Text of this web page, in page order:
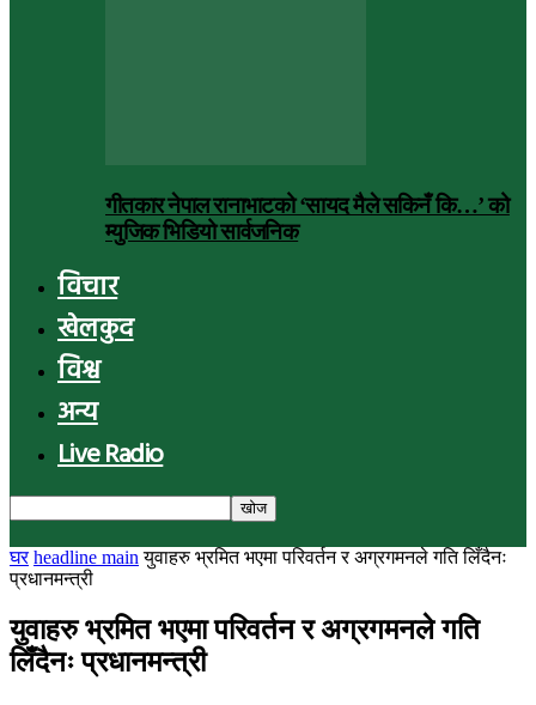
गीतकार नेपाल रानाभाटको ‘सायद मैले सकिनँ कि…’ को
म्युजिक भिडियो सार्वजनिक
विचार
खेलकुद
विश्व
अन्य
Live Radio
घर headline main युवाहरु भ्रमित भएमा परिवर्तन र अग्रगमनले गति लिँदैनः
प्रधानमन्त्री
युवाहरु भ्रमित भएमा परिवर्तन र अग्रगमनले गति
लिँदैनः प्रधानमन्त्री